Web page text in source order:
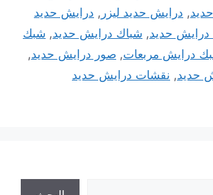
, درايش حديد ليزر , درايش حديد
درايش حديد, شباك درايش حديد, شبك
درايش مربعات, صور درايش حديد,
حديد, نقشات درايش حديد